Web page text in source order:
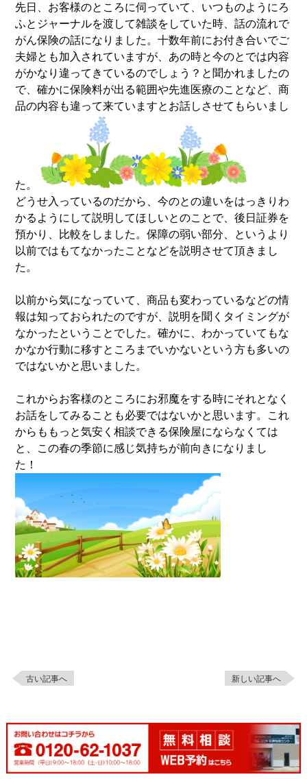
先日、お客様のところに伺っていて、いつものようにろ
ふとジャーナルを渡して雑談をしていた時、話の流れで
がん保険の話になりました。十数年前にお付き合いでご
夫婦とも加入されていますが、あの時と今のとでは内容
がかなり違ってきているのでしょう？と聞かれましたの
で、確かに保険料が出る範囲や先進医療のことなど、商
品の内容も違って来ていますとお話しさせてもらいまし
た。
どうせ入っているのだから、今のとの違いをはっきりわ
かるようにして説明してほしいとのことで、後日証券を
預かり、比較をしました。保障の弱い部分、というより
以前ではもてなかったことなどを説明させて頂きまし
た。
以前から気になっていて、商品も変わっているなどの情
報は知っておられたのですが、説明を聞くタイミングが
なかったということでした。確かに、わかっていてもな
かなか行動に移すところまでいかないという方も多いの
ではないかと思いました。
これからお客様のところにお邪魔をする時にそれとなく
お話をしてみることも必要ではないかと思います。これ
からももっと気安く相談できる保険屋にならなくては
と、この春の季節に感じ気持ちが前向きになりまし
た！
古い記事へ 新しい記事へ